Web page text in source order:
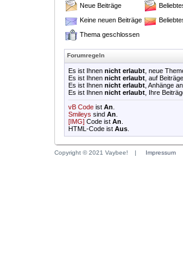
Neue Beiträge
Keine neuen Beiträge
Thema geschlossen
Forumregeln
Es ist Ihnen nicht erlaubt , neue
Es ist Ihnen nicht erlaubt , auf
Es ist Ihnen nicht erlaubt , Anhänge
Es ist Ihnen nicht erlaubt , Ihre
vB Code ist An
Smileys sind An
[IMG] Code ist An
HTML-Code ist Aus
Copyright © 2021 Vaybee! | Impressum